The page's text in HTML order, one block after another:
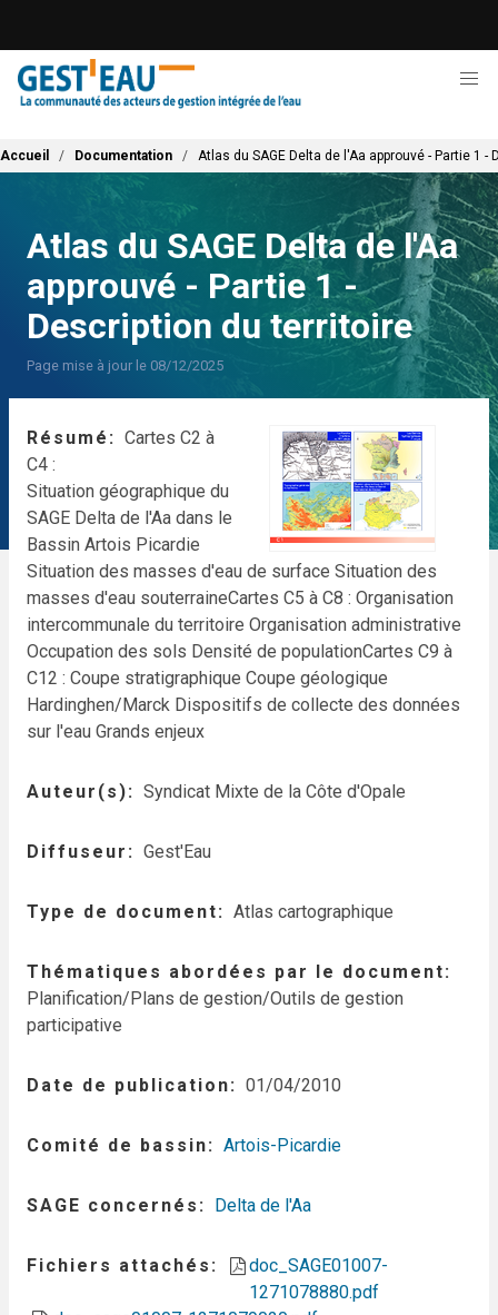
contenu
principal
Fil d'Ariane
Accueil Documentation Atlas du SAGE Delta de l'Aa approuvé - Partie 1
Atlas du SAGE Delta de l'Aa
approuvé - Partie 1 -
Description du territoire
Page mise à jour le 08/12/2025
Résumé
Cartes C2 à
C4 :
Situation géographique du
SAGE Delta de l'Aa dans le
Bassin Artois Picardie
Situation des masses d'eau de surface Situation des
masses d'eau souterraineCartes C5 à C8 : Organisation
intercommunale du territoire Organisation administrative
Occupation des sols Densité de populationCartes C9 à
C12 : Coupe stratigraphique Coupe géologique
Hardinghen/Marck Dispositifs de collecte des données
sur l'eau Grands enjeux
Auteur(s) Syndicat Mixte de la Côte d'Opale
Diffuseur Gest'Eau
Type de document Atlas cartographique
Thématiques abordées par le document
Planification/Plans de gestion/Outils de gestion
participative
Date de publication 01/04/2010
Comité de bassin Artois-Picardie
SAGE concernés Delta de l'Aa
Fichiers attachés
doc_SAGE01007-
1271078880.pdf